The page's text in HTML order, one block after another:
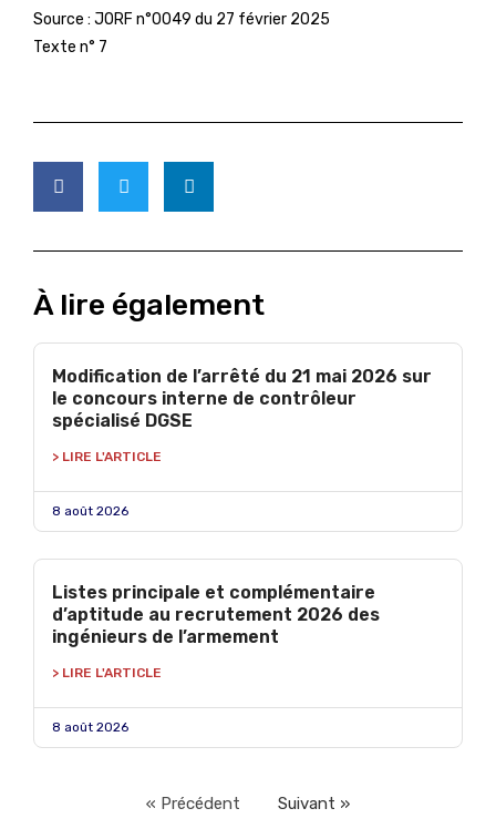
Source : JORF n°0049 du 27 février 2025
Texte n° 7
À lire également
Modification de l’arrêté du 21 mai 2026 sur
le concours interne de contrôleur
spécialisé DGSE
> LIRE L'ARTICLE
8 août 2026
Listes principale et complémentaire
d’aptitude au recrutement 2026 des
ingénieurs de l’armement
> LIRE L'ARTICLE
8 août 2026
« Précédent Suivant »